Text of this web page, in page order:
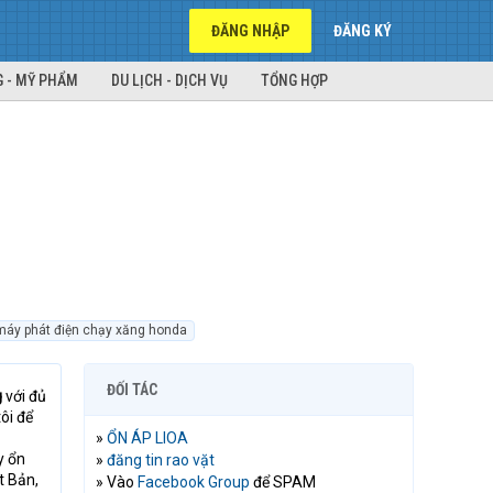
ĐĂNG NHẬP ĐĂNG KÝ
- MỸ PHẨM DU LỊCH - DỊCH VỤ TỔNG HỢP
phát điện chạy xăng honda
với đủ
để
ổn
Bản,
ĐỐI TÁC
» ỔN ÁP LIOA
» đăng tin rao vặt
» Vào Facebook Group để SPAM